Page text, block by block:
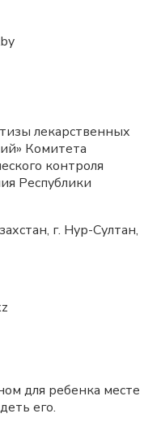
лекарственных
Комитета
контроля
Республики
г. Нур-Султан,
для ребенка месте
его.